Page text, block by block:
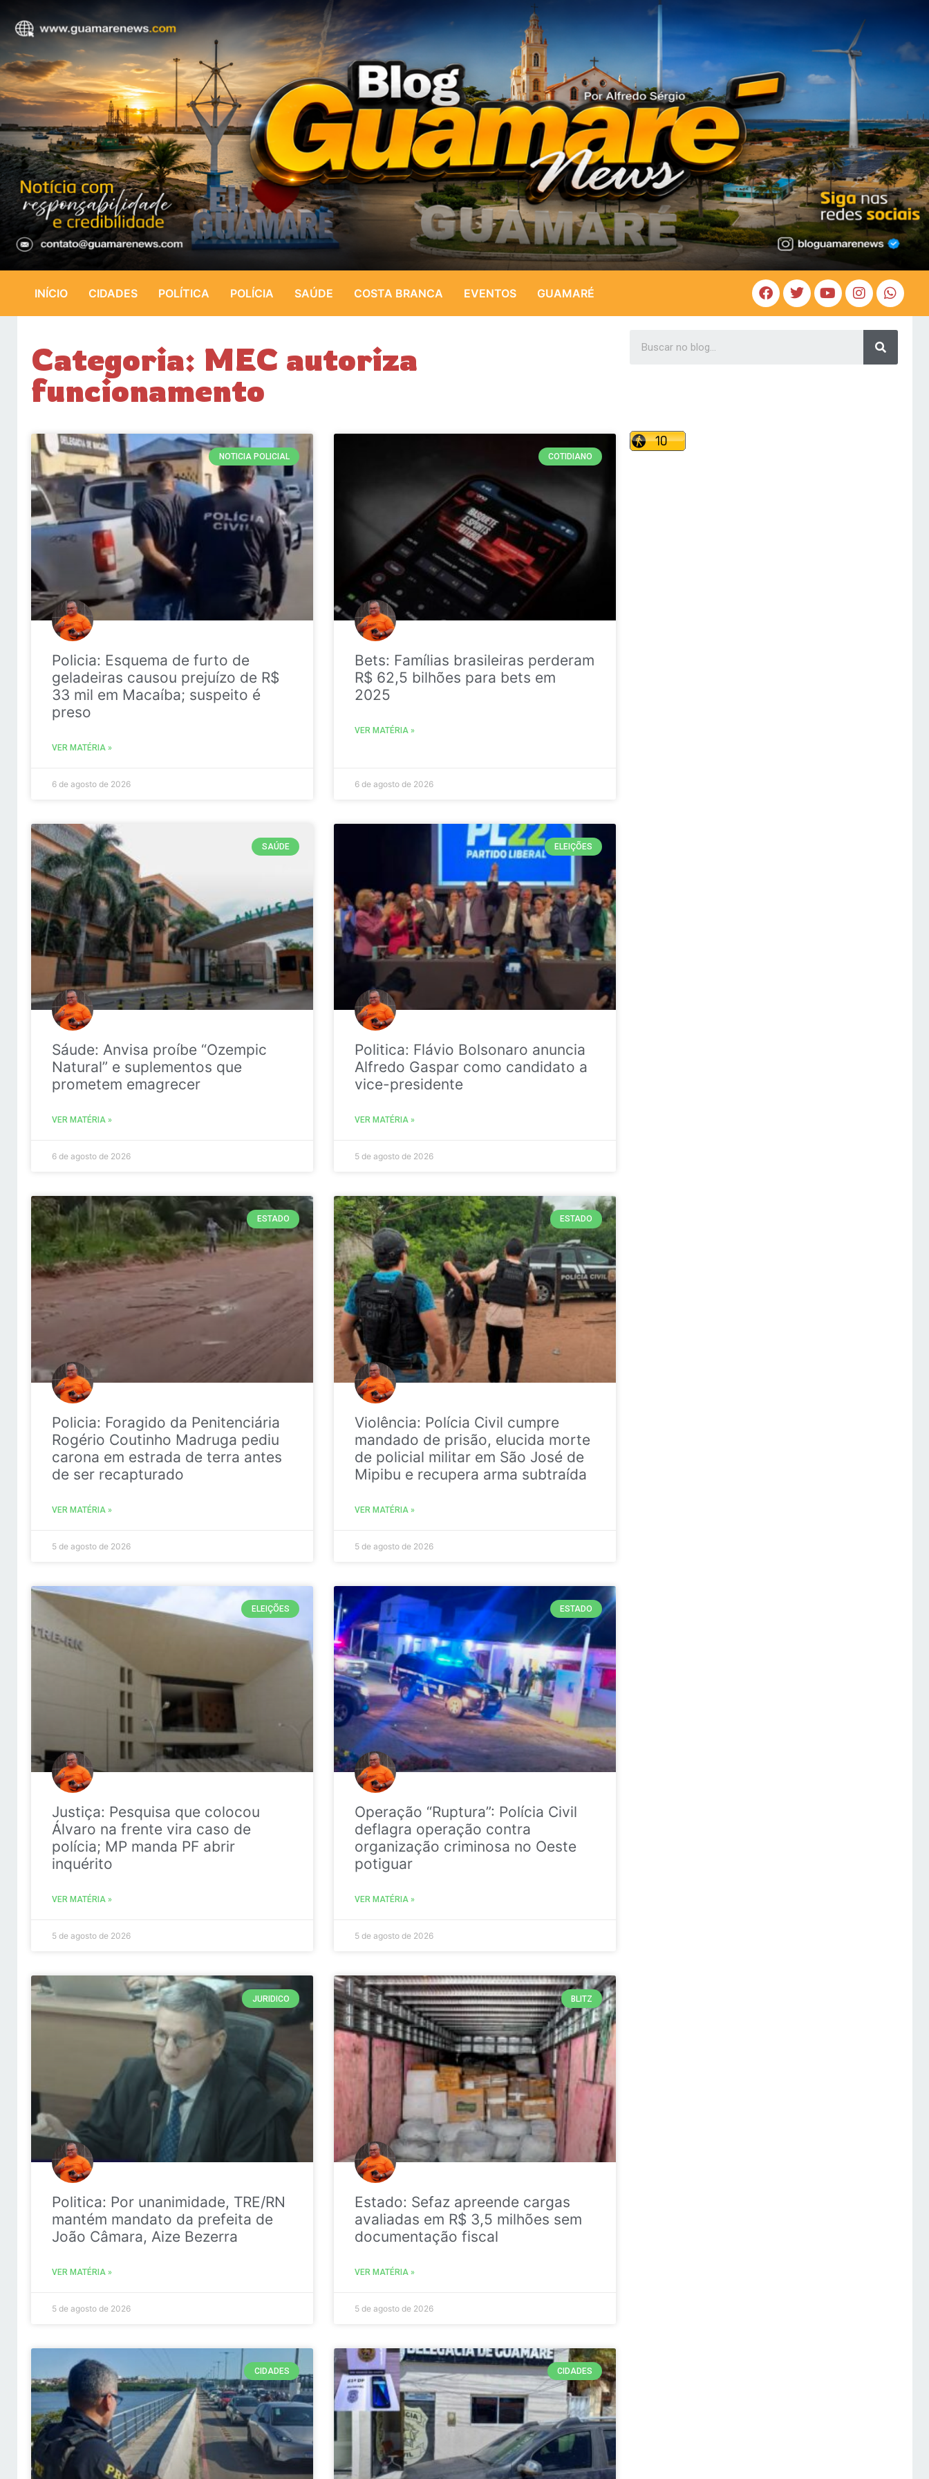
INÍCIO CIDADES POLÍTICA POLÍCIA SAÚDE COSTA BRANCA EVENTOS GUAMARÉ
Categoria: MEC autoriza
funcionamento
NOTICIA POLICIAL
Policia: Esquema de furto de
geladeiras causou prejuízo de R$
33 mil em Macaíba; suspeito é
preso
VER MATÉRIA »
6 de agosto de 2026
COTIDIANO
Bets: Famílias brasileiras perderam
R$ 62,5 bilhões para bets em
2025
VER MATÉRIA »
6 de agosto de 2026
SAÚDE
Sáude: Anvisa proíbe “Ozempic
Natural” e suplementos que
prometem emagrecer
VER MATÉRIA »
6 de agosto de 2026
ELEIÇÕES
Politica: Flávio Bolsonaro anuncia
Alfredo Gaspar como candidato a
vice-presidente
VER MATÉRIA »
5 de agosto de 2026
ESTADO
Policia: Foragido da Penitenciária
Rogério Coutinho Madruga pediu
carona em estrada de terra antes
de ser recapturado
VER MATÉRIA »
5 de agosto de 2026
ESTADO
Violência: Polícia Civil cumpre
mandado de prisão, elucida morte
de policial militar em São José de
Mipibu e recupera arma subtraída
VER MATÉRIA »
5 de agosto de 2026
ELEIÇÕES
Justiça: Pesquisa que colocou
Álvaro na frente vira caso de
polícia; MP manda PF abrir
inquérito
VER MATÉRIA »
5 de agosto de 2026
ESTADO
Operação “Ruptura”: Polícia Civil
deflagra operação contra
organização criminosa no Oeste
potiguar
VER MATÉRIA »
5 de agosto de 2026
JURIDICO
Politica: Por unanimidade, TRE/RN
mantém mandato da prefeita de
João Câmara, Aize Bezerra
VER MATÉRIA »
5 de agosto de 2026
BLITZ
Estado: Sefaz apreende cargas
avaliadas em R$ 3,5 milhões sem
documentação fiscal
VER MATÉRIA »
5 de agosto de 2026
CIDADES CIDADES